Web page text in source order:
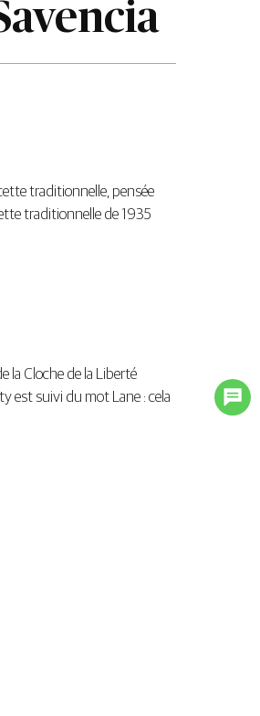
traditionnelle, pensée
traditionnelle de 1935
la Cloche de la Liberté
est suivi du mot Lane : cela